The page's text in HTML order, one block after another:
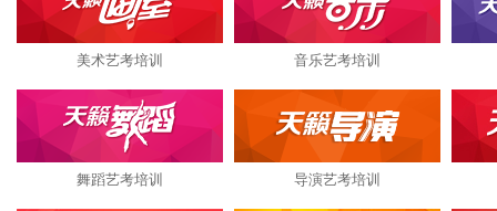
美术艺考培训 音乐艺考培训
舞蹈艺考培训 导演艺考培训